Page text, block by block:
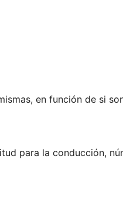
en función de si
para la conducción,